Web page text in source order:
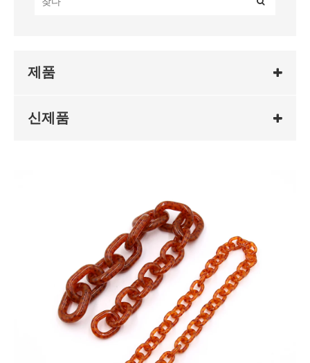
제품
신제품